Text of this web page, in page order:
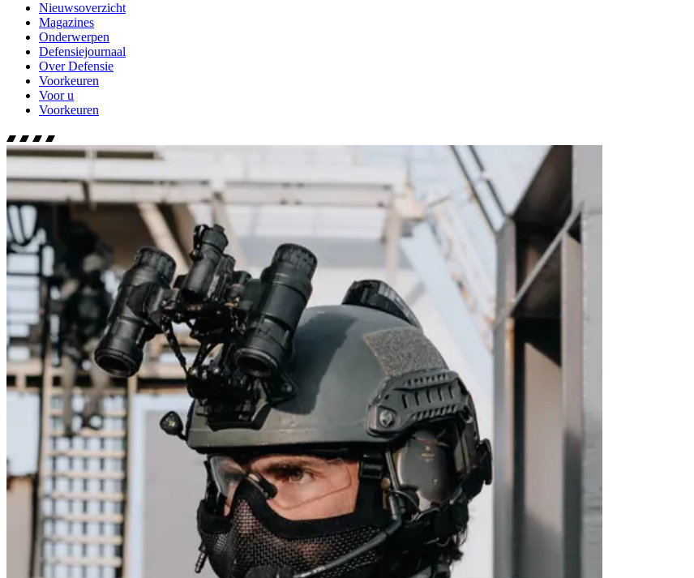
Nieuwsoverzicht
Magazines
Onderwerpen
Defensiejournaal
Over Defensie
Voorkeuren
Voor u
Voorkeuren